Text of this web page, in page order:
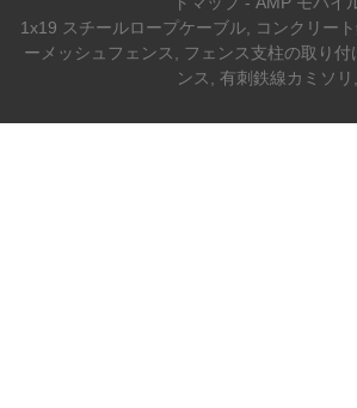
1x19 スチールロープケーブル, コンクリー
ーメッシュフェンス, フェンス支柱の取り付
ンス, 有刺鉄線カミソリ ,